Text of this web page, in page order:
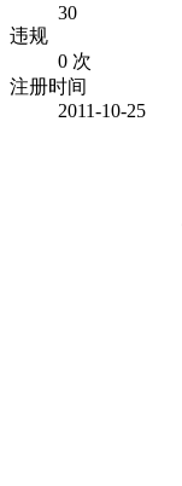
30
违规
0 次
注册时间
2011-10-25